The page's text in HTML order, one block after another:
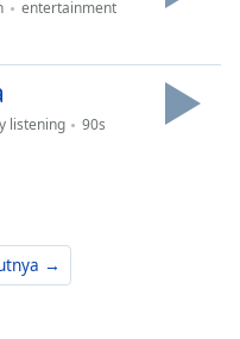
entertainment
listening
90s
→